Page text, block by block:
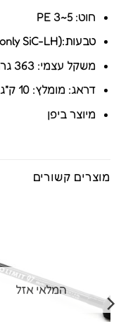
חוט: PE 3~5
טבעות:SiC-S (top only SiC-LH)
משקל עצמי: 363 גרם
דראג: מומלץ: 10 ק"ג (מקסימום: 13 ק"ג)
מיוצר ביפן
מוצרים קשורים
המלאי אזל